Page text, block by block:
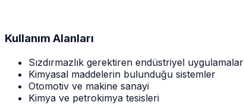
Kullanım Alanları
Sızdırmazlık gerektiren endüstriyel uygulamalar
Kimyasal maddelerin bulunduğu sistemler
Otomotiv ve makine sanayi
Kimya ve petrokimya tesisleri